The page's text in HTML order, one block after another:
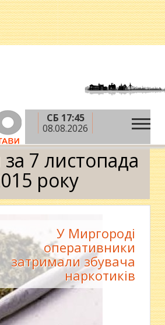
СБ 17:45
08.08.2026
» листопад »
7 листопада
7 листопада
року
У Миргороді
оперативники
затримали збувача
наркотиків